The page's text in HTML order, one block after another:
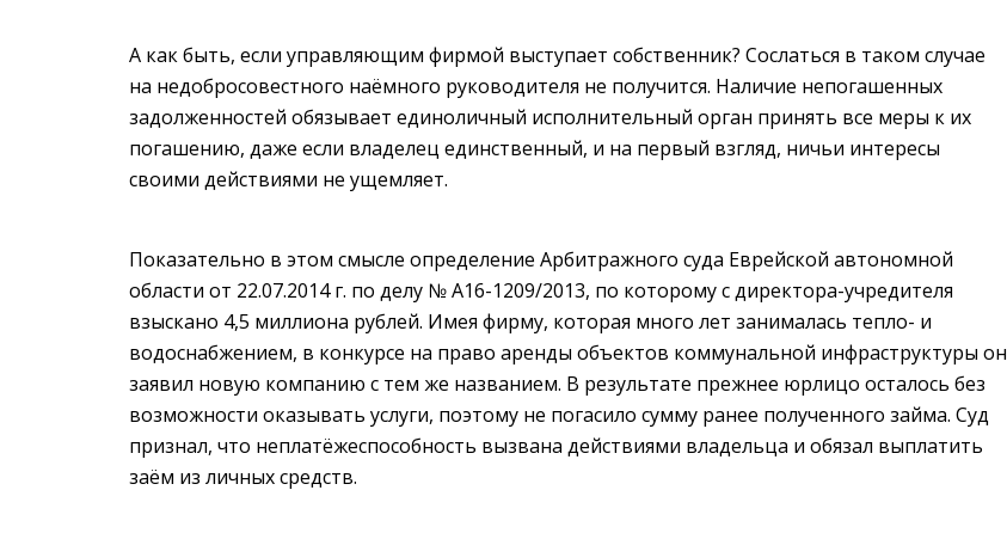
А как быть, если управляющим фирмой выступает собственник? Сослаться в таком случае
на недобросовестного наёмного руководителя не получится. Наличие непогашенных
задолженностей обязывает единоличный исполнительный орган принять все меры к их
погашению, даже если владелец единственный, и на первый взгляд, ничьи интересы
своими действиями не ущемляет.
Показательно в этом смысле определение Арбитражного суда Еврейской автономной
области от 22.07.2014 г. по делу № А16-1209/2013, по которому с директора-учредителя
взыскано 4,5 миллиона рублей. Имея фирму, которая много лет занималась тепло- и
водоснабжением, в конкурсе на право аренды объектов коммунальной инфраструктуры он
заявил новую компанию с тем же названием. В результате прежнее юрлицо осталось без
возможности оказывать услуги, поэтому не погасило сумму ранее полученного займа. Суд
признал, что неплатёжеспособность вызвана действиями владельца и обязал выплатить
заём из личных средств.